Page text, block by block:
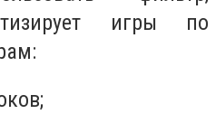
игры по